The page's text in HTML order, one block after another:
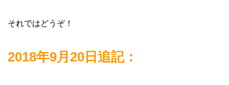
それではどうぞ！
2018年9月20日追記：